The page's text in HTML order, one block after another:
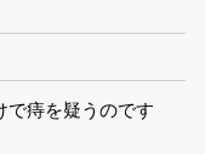
で痔を疑うのです